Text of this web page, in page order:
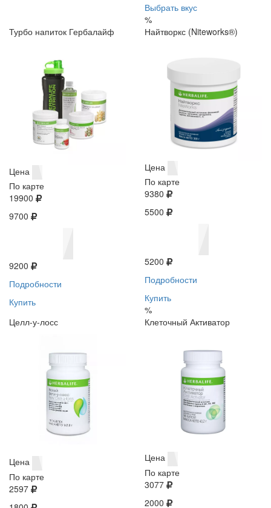
Выбрать вкус
%
Турбо напиток Гербалайф
Цена
По карте
19900
9700
9200
Подробности
Купить
Найтворкс (Niteworks®)
Цена
По карте
9380
5500
5200
Подробности
Купить
%
Целл-у-лосс
Цена
По карте
2597
Клеточный Активатор
Цена
По карте
3077
2000